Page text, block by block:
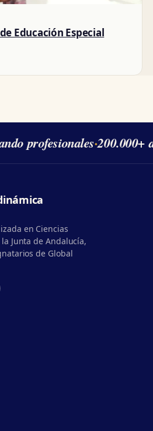
Educación Especial
profesionales·200.000+
en Ciencias
Junta de Andalucía,
de Global